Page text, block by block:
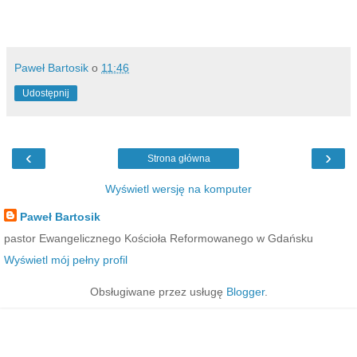
Paweł Bartosik o 11:46
Udostępnij
‹ ›
Strona główna
Wyświetl wersję na komputer
Paweł Bartosik
pastor Ewangelicznego Kościoła Reformowanego w Gdańsku
Wyświetl mój pełny profil
Obsługiwane przez usługę Blogger.